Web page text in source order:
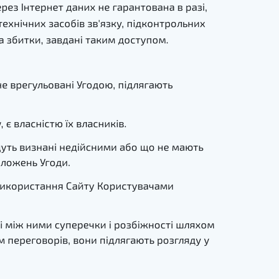
Інтернет даних не гарантована в разі,
засобів зв'язку, підконтрольних
збитки, завдані таким доступом.
врегульовані Угодою, підлягають
власністю їх власників.
визнані недійсними або що не мають
Угоди.
Сайту Користувачами
між ними суперечки і розбіжності шляхом
вони підлягають розгляду у